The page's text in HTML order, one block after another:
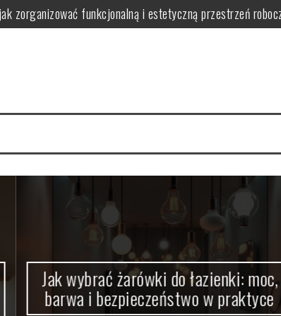
zorganizować funkcjonalną i estetyczną przestrzeń
i ergonomiczne oświetlenie wspierające naukę
bezpieczeństwo, wygodę i estetykę w praktyce
Jak wybrać żarówki do łazienki: moc,
barwa i bezpieczeństwo w praktyce